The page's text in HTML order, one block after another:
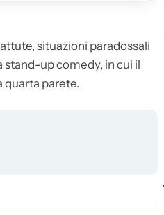
situazioni paradossali
up comedy, in cui il
parete.